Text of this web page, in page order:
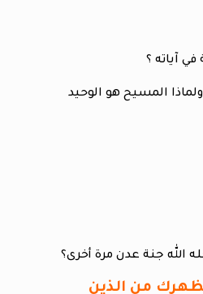
آياته ؟
ولماذا المسيح هو الوحيد
ومظهرك من الذين